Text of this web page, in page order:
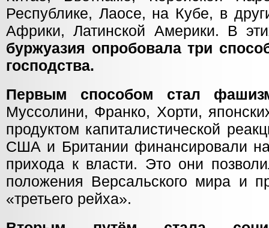
Республике, Лаосе, на Кубе, в
Африки, Латинской Америки. В
буржуазия опробовала три
господства.
Первым способом стал
Муссолини, Франко, Хорти,
продуктом капиталистической
США и Британии финансировали
прихода к власти. Это они
положения Версальского мира и
«третьего рейха».